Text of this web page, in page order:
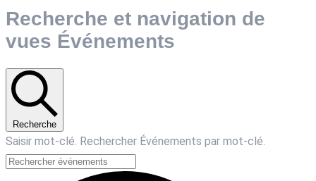
Recherche et navigation de
vues Événements
Recherche
Saisir mot-clé. Rechercher Événements par mot-clé.